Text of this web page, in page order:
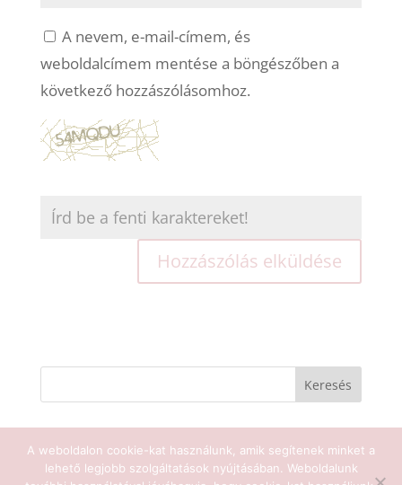
A nevem, e-mail-címem, és
weboldalcímem mentése a böngészőben a
következő hozzászólásomhoz.
A weboldalon cookie-kat használunk, amik segítenek minket a
lehető legjobb szolgáltatások nyújtásában. Weboldalunk